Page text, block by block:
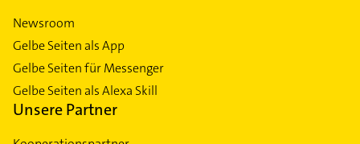
Newsroom
Gelbe Seiten als App
Gelbe Seiten für Messenger
Gelbe Seiten als Alexa Skill
Unsere Partner